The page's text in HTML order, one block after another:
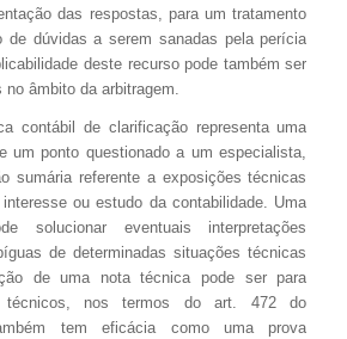
das respostas, para um tratamento
de dúvidas a serem sanadas pela perícia
deste recurso pode também ser
âmbito da arbitragem.
de clarificação representa uma
um ponto questionado a um especialista,
sumária referente a exposições técnicas
ou estudo da contabilidade. Uma
solucionar eventuais interpretações
de determinadas situações técnicas
de uma nota técnica pode ser para
técnicos, nos termos do art. 472 do
tem eficácia como uma prova